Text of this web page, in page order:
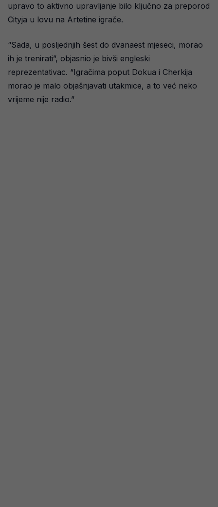
upravo to aktivno upravljanje bilo ključno za preporod
Cityja u lovu na Artetine igrače.
“Sada, u posljednjih šest do dvanaest mjeseci, morao
ih je trenirati”, objasnio je bivši engleski
reprezentativac. “Igračima poput Dokua i Cherkija
morao je malo objašnjavati utakmice, a to već neko
vrijeme nije radio.”